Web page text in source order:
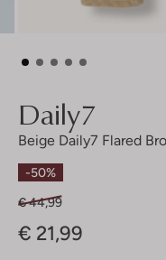
Daily7
Beige Daily7 Flared
-50%
€ 44,99
€ 21,99